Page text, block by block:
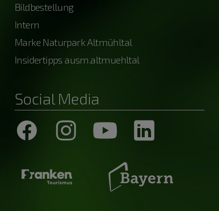
Bildbestellung
Intern
Marke Naturpark Altmühltal
Insidertipps ausm.altmuehltal
Social Media